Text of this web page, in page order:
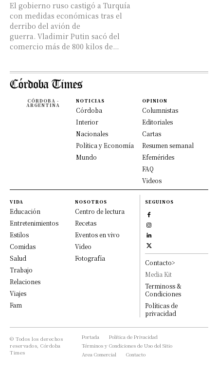
El gobierno ruso castigó a Turquía
con medidas económicas tras el
derribo del avión de
guerra. Vladimir Putin sacó del
comercio más de 800 kilos de...
CÓRDOBA -
ARGENTINA
NOTICIAS
Córdoba
Interior
Nacionales
Política y Economía
Mundo
OPINION
Columnistas
Editoriales
Cartas
Resumen semanal
Efemérides
FAQ
Videos
VIDA
Educación
Entretenimientos
Estilos
Comidas
Salud
Trabajo
Relaciones
Viajes
Fam
NOSOTROS
Centro de lectura
Recetas
Eventos en vivo
Video
Fotografía
SEGUINOS
Contacto>
Media Kit
Terminoss &
Condiciones
Políticas de
privacidad
© Todos los derechos
reservados, Córdoba
Times
Portada
Política de Privacidad
Términos y Condiciones de Uso del Sitio
Area Comercial
Contacto